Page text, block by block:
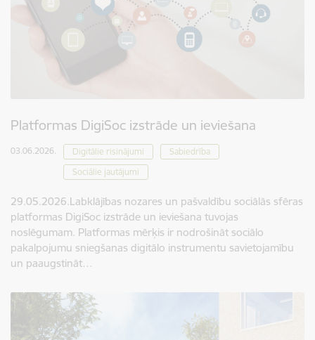
Platformas DigiSoc izstrāde un ieviešana
03.06.2026. Digitālie risinājumi
Sabiedrība
Sociālie jautājumi
29.05.2026.Labklājības nozares un pašvaldību sociālās sfēras
platformas DigiSoc izstrāde un ieviešana tuvojas
noslēgumam. Platformas mērķis ir nodrošināt sociālo
pakalpojumu sniegšanas digitālo instrumentu savietojamību
un paaugstināt…